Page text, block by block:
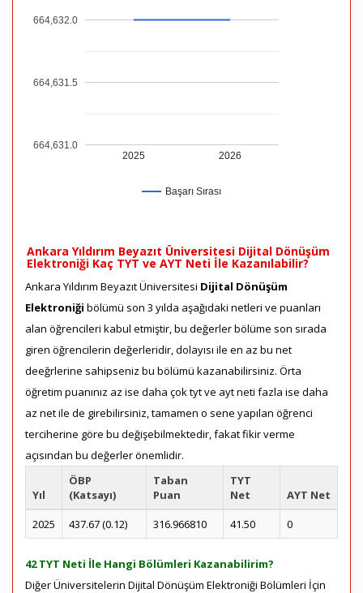
Başarı Sırası
2025 2026
664,631.0
664,631.5
664,632.0
Ankara Yıldırım Beyazıt Üniversitesi Dijital Dönüşüm
Elektroniği Kaç TYT ve AYT Neti İle Kazanılabilir?
Ankara Yıldırım Beyazıt Üniversitesi Dijital Dönüşüm
Elektroniği bölümü son 3 yılda aşağıdaki netleri ve puanları
alan öğrencileri kabul etmiştir, bu değerler bölüme son sırada
giren öğrencilerin değerleridir, dolayısı ile en az bu net
deeğrlerine sahipseniz bu bölümü kazanabilirsiniz. Örta
öğretim puanınız az ise daha çok tyt ve ayt neti fazla ise daha
az net ile de girebilirsiniz, tamamen o sene yapılan öğrenci
terciherine göre bu değişebilmektedir, fakat fikir verme
açısından bu değerler önemlidir.
Yıl
ÖBP
(Katsayı)
Taban
Puan
TYT
Net
AYT Net
2025
437.67 (0.12) 316.966810 41.50 0
42 TYT Neti İle Hangi Bölümleri Kazanabilirim?
Diğer Üniversitelerin Dijital Dönüşüm Elektroniği Bölümleri İçin